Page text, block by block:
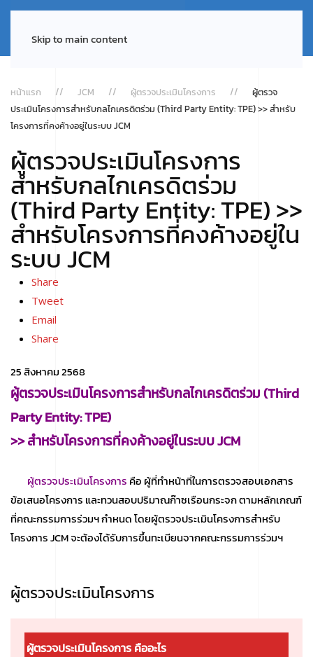
Skip to main content
หน้าแรก JCM ผู้ตรวจประเมินโครงการ
ผู้ตรวจ
ประเมินโครงการสำหรับกลไกเครดิตร่วม (Third Party Entity: TPE) >> สำหรับ
โครงการที่คงค้างอยู่ในระบบ JCM
ผู้ตรวจประเมินโครงการ
สำหรับกลไกเครดิตร่วม
(Third Party Entity: TPE) >>
สำหรับโครงการที่คงค้างอยู่ใน
ระบบ JCM
Share
Tweet
Email
Share
25 สิงหาคม 2568
ผู้ตรวจประเมินโครงการสำหรับกลไกเครดิตร่วม (Third
Party Entity: TPE)
>> สำหรับโครงการที่คงค้างอยู่ในระบบ JCM
ผู้ตรวจประเมินโครงการ คือ ผู้ที่ทำหน้าที่ในการตรวจสอบเอกสาร
ข้อเสนอโครงการ และทวนสอบปริมาณก๊าซเรือนกระจก ตามหลักเกณฑ์
ที่คณะกรรมการร่วมฯ กำหนด โดยผู้ตรวจประเมินโครงการสำหรับ
โครงการ JCM จะต้องได้รับการขึ้นทะเบียนจากคณะกรรมการร่วมฯ
ผู้ตรวจประเมินโครงการ
ผู้ตรวจประเมินโครงการ คืออะไร